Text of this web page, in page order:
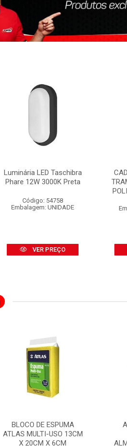
Luminária LED Taschibra
Phare 12W 3000K Preta
Código: 54758
Embalagem: UNIDADE
VER PREÇO
BLOCO DE ESPUMA
ATLAS MULTI-USO 13CM
X 20CM X 6CM